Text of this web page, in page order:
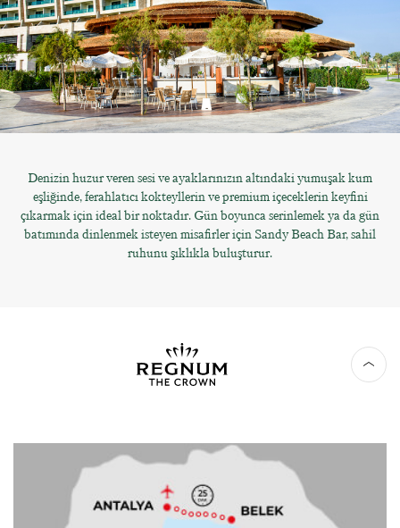
Denizin huzur veren sesi ve ayaklarınızın altındaki yumuşak kum
eşliğinde, ferahlatıcı kokteyllerin ve premium içeceklerin keyfini
çıkarmak için ideal bir noktadır. Gün boyunca serinlemek ya da gün
batımında dinlenmek isteyen misafirler için Sandy Beach Bar, sahil
ruhunu şıklıkla buluşturur.